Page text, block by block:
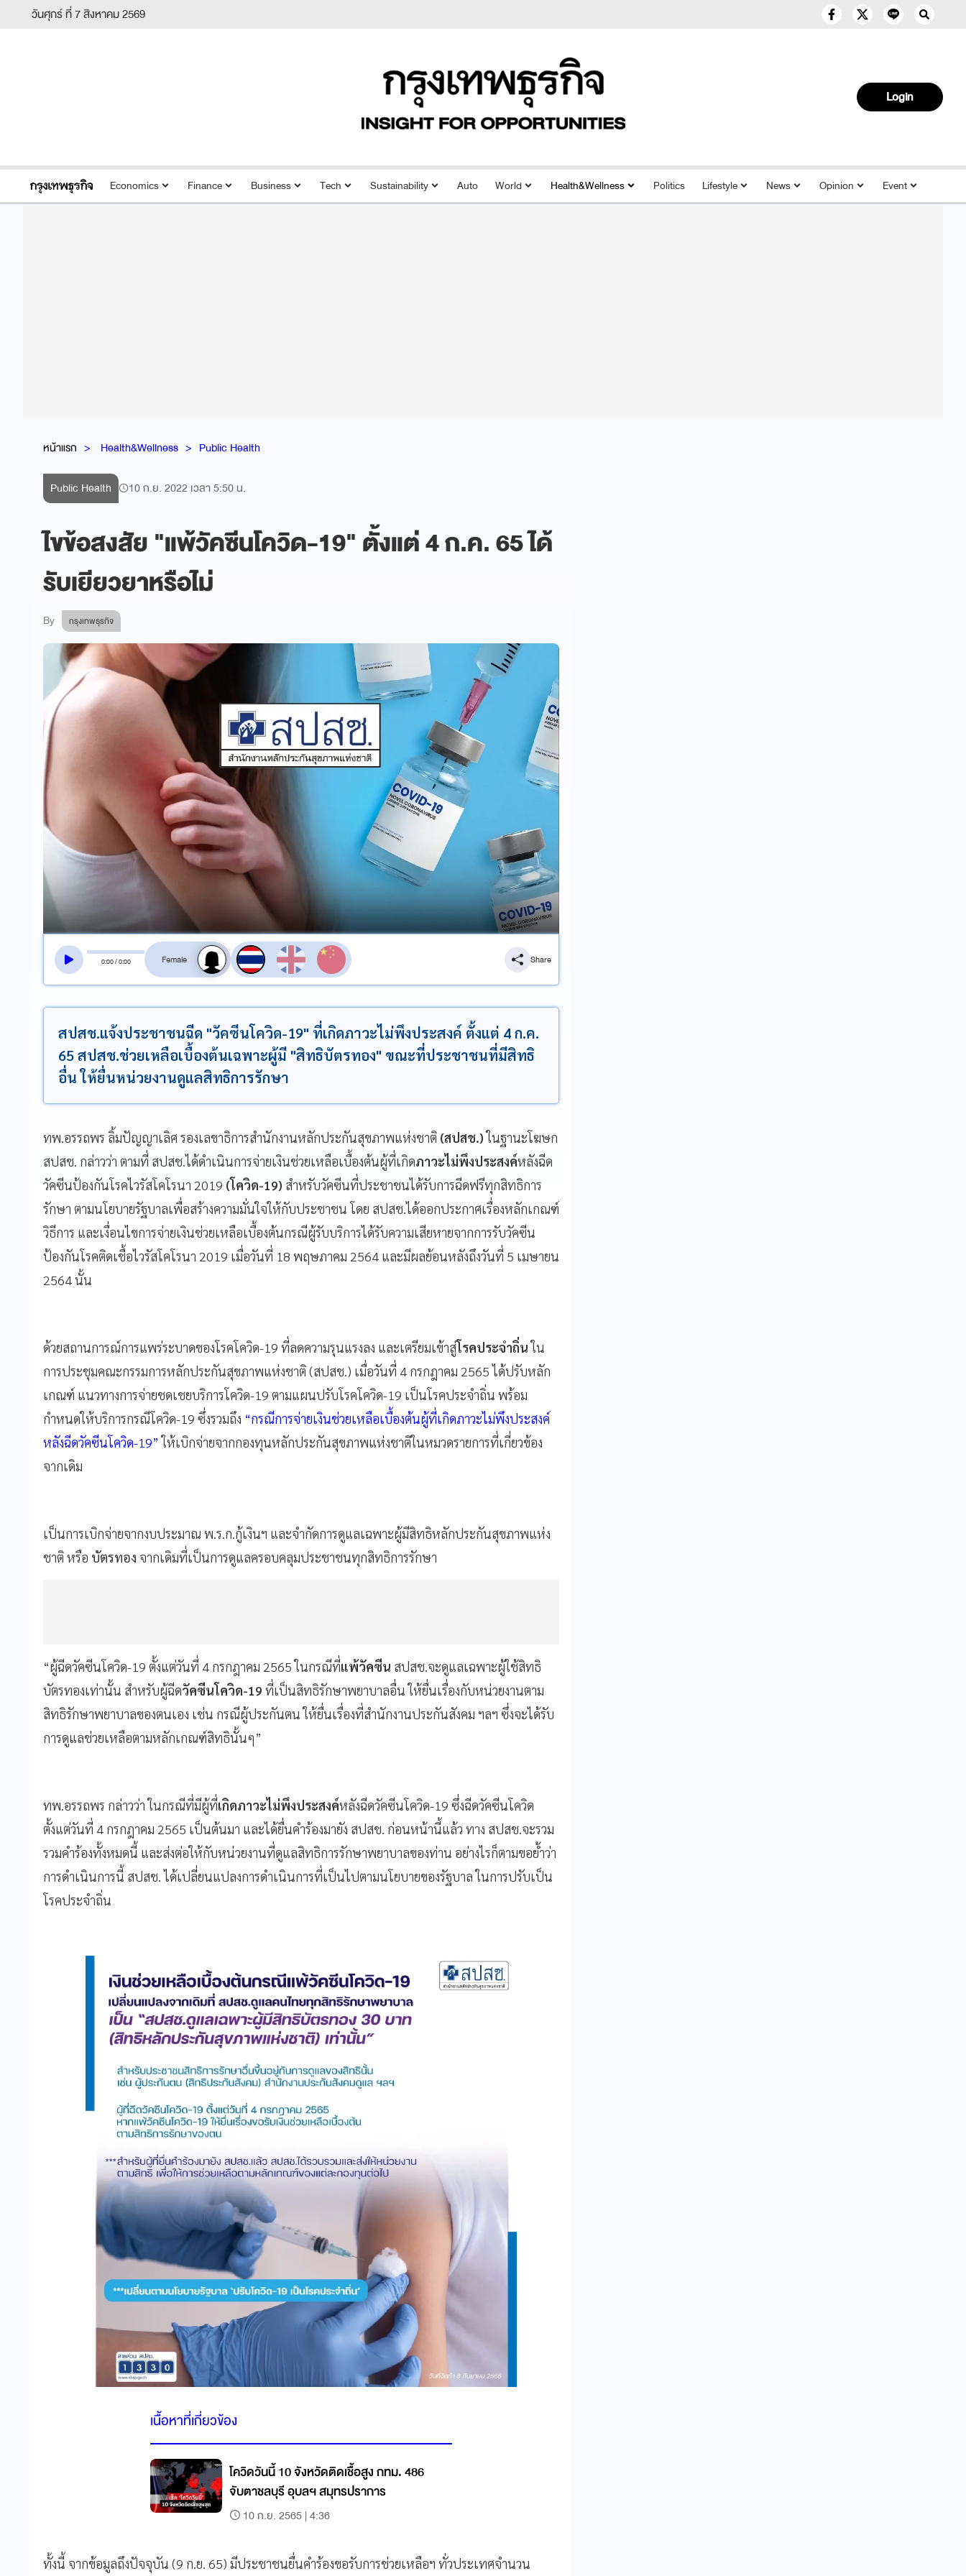
วันศุกร์ ที่ 7 สิงหาคม 2569
Login
Economics Finance Business Tech Sustainability Auto World Health&Wellness Politics Lifestyle News Opinion Event
หน้าแรก Health&Wellness Public Health
Public Health 10 ก.ย. 2022 เวลา 5:50 น.
ไขข้อสงสัย "แพ้วัคซีนโควิด-19" ตั้งแต่ 4 ก.ค. 65 ได้
รับเยียวยาหรือไม่
By กรุงเทพธุรกิจ
0:00/0:00
สลับเสียงอ่าน
Share
สปสช.แจ้งประชาชนฉีด "วัคซีนโควิด-19" ที่เกิดภาวะไม่พึงประสงค์ ตั้งแต่ 4 ก.ค.
65 สปสช.ช่วยเหลือเบื้องต้นเฉพาะผู้มี "สิทธิบัตรทอง" ขณะที่ประชาชนที่มีสิทธิ
อื่น ให้ยื่นหน่วยงานดูแลสิทธิการรักษา
ทพ.อรรถพร ลิ้มปัญญาเลิศ รองเลขาธิการสำนักงานหลักประกันสุขภาพแห่งชาติ (สปสช.)ในฐานะโฆษก
สปสช. กล่าวว่า ตามที่ สปสช.ได้ดำเนินการจ่ายเงินช่วยเหลือเบื้องต้นผู้ที่เกิดภาวะไม่พึงประสงค์หลังฉีด
วัคซีนป้องกันโรคไวรัสโคโรนา 2019 (โควิด-19) สำหรับวัคซีนที่ประชาชนได้รับการฉีดฟรีทุกสิทธิการ
รักษา ตามนโยบายรัฐบาลเพื่อสร้างความมั่นใจให้กับประชาชน โดย สปสช.ได้ออกประกาศเรื่องหลักเกณฑ์
วิธีการ และเงื่อนไขการจ่ายเงินช่วยเหลือเบื้องต้นกรณีผู้รับบริการได้รับความเสียหายจากการรับวัคซีน
ป้องกันโรคติดเชื้อไวรัสโคโรนา 2019 เมื่อวันที่ 18 พฤษภาคม 2564 และมีผลย้อนหลังถึงวันที่ 5 เมษายน
2564 นั้น
ด้วยสถานการณ์การแพร่ระบาดของโรคโควิด-19 ที่ลดความรุนแรงลง และเตรียมเข้าสู่โรคประจำถิ่นใน
การประชุมคณะกรรมการหลักประกันสุขภาพแห่งชาติ (สปสช.) เมื่อวันที่ 4 กรกฎาคม 2565 ได้ปรับหลัก
เกณฑ์ แนวทางการจ่ายชดเชยบริการโควิด-19 ตามแผนปรับโรคโควิด-19 เป็นโรคประจำถิ่น พร้อม
กำหนดให้บริการกรณีโควิด-19 ซึ่งรวมถึง “กรณีการจ่ายเงินช่วยเหลือเบื้องต้นผู้ที่เกิดภาวะไม่พึงประสงค์
หลังฉีดวัคซีนโควิด-19”ให้เบิกจ่ายจากกองทุนหลักประกันสุขภาพแห่งชาติในหมวดรายการที่เกี่ยวข้อง
จากเดิม
เป็นการเบิกจ่ายจากงบประมาณ พ.ร.ก.กู้เงินฯ และจำกัดการดูแลเฉพาะผู้มีสิทธิหลักประกันสุขภาพแห่ง
ชาติ หรือ บัตรทอง จากเดิมที่เป็นการดูแลครอบคลุมประชาชนทุกสิทธิการรักษา
“ผู้ฉีดวัคซีนโควิด-19 ตั้งแต่วันที่ 4 กรกฎาคม 2565 ในกรณีที่แพ้วัคซีน สปสช.จะดูแลเฉพาะผู้ใช้สิทธิ
บัตรทองเท่านั้น สำหรับผู้ฉีดวัคซีนโควิด-19 ที่เป็นสิทธิรักษาพยาบาลอื่น ให้ยื่นเรื่องกับหน่วยงานตาม
สิทธิรักษาพยาบาลของตนเอง เช่น กรณีผู้ประกันตน ให้ยื่นเรื่องที่สำนักงานประกันสังคม ฯลฯ ซึ่งจะได้รับ
การดูแลช่วยเหลือตามหลักเกณฑ์สิทธินั้นๆ”
ทพ.อรรถพร กล่าวว่า ในกรณีที่มีผู้ที่เกิดภาวะไม่พึงประสงค์หลังฉีดวัคซีนโควิด-19 ซึ่งฉีดวัคซีนโควิด
ตั้งแต่วันที่ 4 กรกฎาคม 2565 เป็นต้นมา และได้ยื่นคำร้องมายัง สปสช. ก่อนหน้านี้แล้ว ทาง สปสช.จะรวม
รวมคำร้องทั้งหมดนี้ และส่งต่อให้กับหน่วยงานที่ดูแลสิทธิการรักษาพยาบาลของท่าน อย่างไรก็ตามขอย้ำว่า
การดำเนินการนี้ สปสช. ได้เปลี่ยนแปลงการดำเนินการที่เป็นไปตามนโยบายของรัฐบาล ในการปรับเป็น
โรคประจำถิ่น
เนื้อหาที่เกี่ยวข้อง
โควิดวันนี้ 10 จังหวัดติดเชื้อสูง กทม. 486
จับตาชลบุรี อุบลฯ สมุทรปราการ
10 ก.ย. 2565 | 4:36
ทั้งนี้ จากข้อมูลถึงปัจจุบัน (9 ก.ย. 65) มีประชาชนยื่นคำร้องขอรับการช่วยเหลือฯ ทั่วประเทศจำนวน